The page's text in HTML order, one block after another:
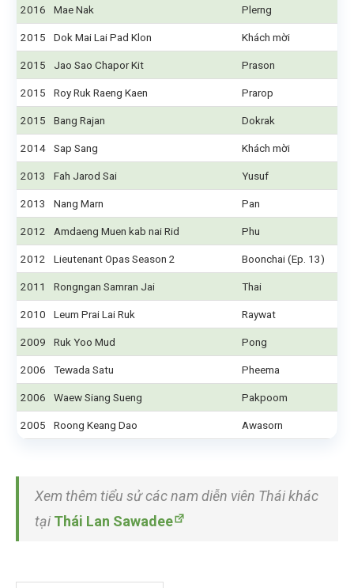
2016 Mae Nak Plerng
2015 Dok Mai Lai Pad Klon Khách mời
2015 Jao Sao Chapor Kit Prason
2015 Roy Ruk Raeng Kaen Prarop
2015 Bang Rajan Dokrak
2014 Sap Sang Khách mời
2013 Fah Jarod Sai Yusuf
2013 Nang Marn Pan
2012 Amdaeng Muen kab nai Rid Phu
2012 Lieutenant Opas Season 2 Boonchai (Ep. 13)
2011 Rongngan Samran Jai Thai
2010 Leum Prai Lai Ruk Raywat
2009 Ruk Yoo Mud Pong
2006 Tewada Satu Pheema
2006 Waew Siang Sueng Pakpoom
2005 Roong Keang Dao Awasorn
Xem thêm tiểu sử các nam diễn viên Thái khác
tại Thái Lan Sawadee